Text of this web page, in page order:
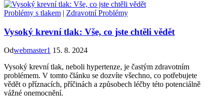
Problémy s tlakem | Zdravotní Problémy
Vysoký krevní tlak: Vše, co jste chtěli vědět
Odwebmaster1 15. 8. 2024
Vysoký krevní tlak, neboli hypertenze, je častým zdravotním
problémem. V tomto článku se dozvíte všechno, co potřebujete
vědět o příznacích, příčinách a způsobech léčby této potenciálně
vážné onemocnění.